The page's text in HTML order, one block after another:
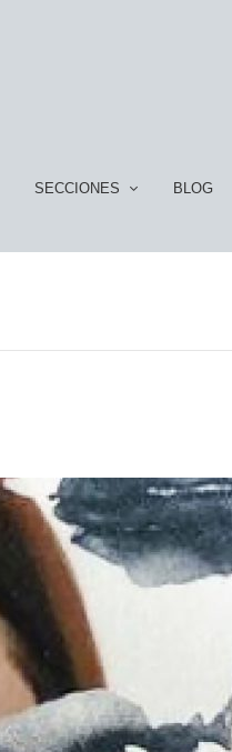
SECCIONES BLOG